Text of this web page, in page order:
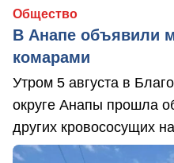
Общество
В Анапе объявили
комарами
Утром 5 августа в
округе Анапы прошла
других кровососущих